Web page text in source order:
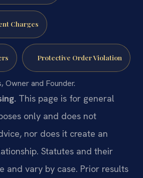
Charges
Protective Order Violation
Owner and Founder.
This page is for general
only and does not
nor does it create an
Statutes and their
and vary by case. Prior results